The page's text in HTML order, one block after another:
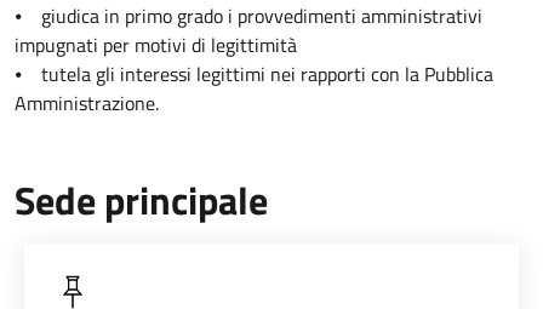
⦁ giudica in primo grado i provvedimenti amministrativi
impugnati per motivi di legittimità
⦁ tutela gli interessi legittimi nei rapporti con la Pubblica
Amministrazione.
Sede principale